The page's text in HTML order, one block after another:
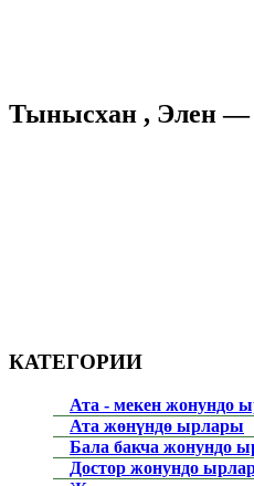
Тынысхан , Элен —
КАТЕГОРИИ
Ата - мекен жонундо
Ата жөнүндө ырлары
Бала бакча жонундо
Достор жонундо